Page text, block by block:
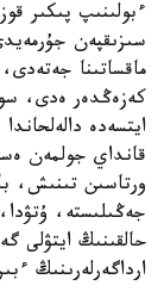
ءبولىنىپ پىكىر
سىزىقپەن
ماقساتىنا
كەزەڭدەر ەدى،
ايتسەدە
قانداي جولمەن
ورتاسىن تىنىش،
جەڭىلىستە،
حالقىنىڭ ايتۋلى
ارداگەرلەرىنىڭ